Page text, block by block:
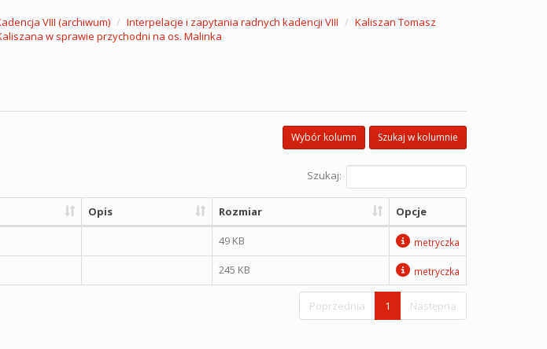
VIII (archiwum) Interpelacje i zapytania radnych kadencji VIII
Kaliszan Tomasz
w sprawie przychodni na os. Malinka
Szukaj w kolumnie
Wybór kolumn
Szukaj:
Opis Rozmiar Opcje
49 KB metryczka
245 KB metryczka
Poprzednia 1 Następna